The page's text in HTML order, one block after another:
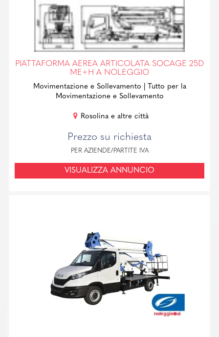
PIATTAFORMA AEREA ARTICOLATA SOCAGE 25D
ME+H A NOLEGGIO
Movimentazione e Sollevamento
| Tutto per la
Movimentazione e Sollevamento
Rosolina e altre città
Prezzo su richiesta
PER AZIENDE/PARTITE IVA
VISUALIZZA ANNUNCIO